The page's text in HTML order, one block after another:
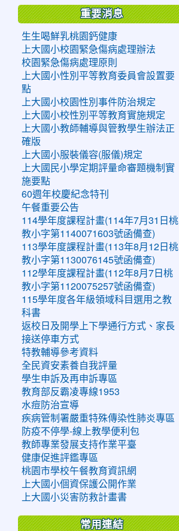
重要消息
生生喝鮮乳桃園鈣健康
上大國小校園緊急傷病處理辦法
校園緊急傷病處理原則
上大國小性別平等教育委員會設置要
點
上大國小校園性別事件防治規定
上大國小校性別平等教育實施規定
上大國小教師輔導與管教學生辦法正
確版
上大國小服裝儀容(服儀)規定
上大國民小學定期評量命審題機制實
施要點
60週年校慶紀念特刊
午餐重要公告
114學年度課程計畫(114年7月31日桃
教小字第1140071603號函備查)
113學年度課程計畫(113年8月12日桃
教小字第1130076145號函備查)
112學年度課程計畫(112年8月7日桃
教小字第1120075257號函備查)
115學年度各年級領域科目選用之教
科書
返校日及開學上下學通行方式、家長
接送停車方式
特教輔導參考資料
全民資安素養自我評量
學生申訴及再申訴專區
教育部反霸凌專線1953
水痘防治宣導
疾病管制署嚴重特殊傳染性肺炎專區
防疫不停學-線上教學便利包
教師專業發展支持作業平臺
健康促進評鑑專區
桃園市學校午餐教育資訊網
上大國小個資保護公開作業
上大國小災害防救計畫書
常用連結